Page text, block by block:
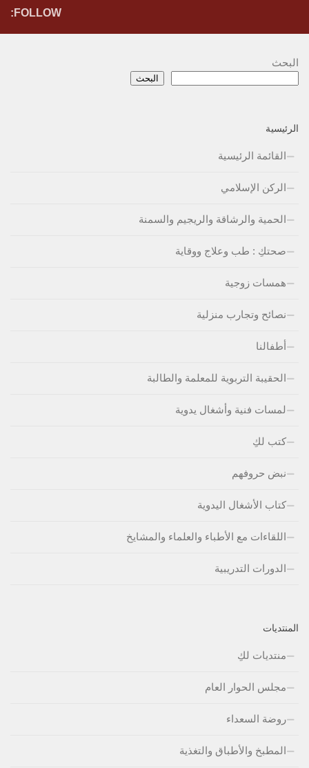
FOLLOW:
البحث
البحث
الرئيسية
القائمة الرئيسية
الركن الإسلامي
الحمية والرشاقة والريجيم والسمنة
صحتكِ : طب وعلاج ووقاية
همسات زوجية
نصائح وتجارب منزلية
أطفالنا
الحقيبة التربوية للمعلمة والطالبة
لمسات فنية وأشغال يدوية
كتب لكِ
نبض حروفهم
كتاب الأشغال اليدوية
اللقاءات مع الأطباء والعلماء والمشايخ
الدورات التدريبية
المنتديات
منتديات لكِ
مجلس الحوار العام
روضة السعداء
المطبخ والأطباق والتغذية